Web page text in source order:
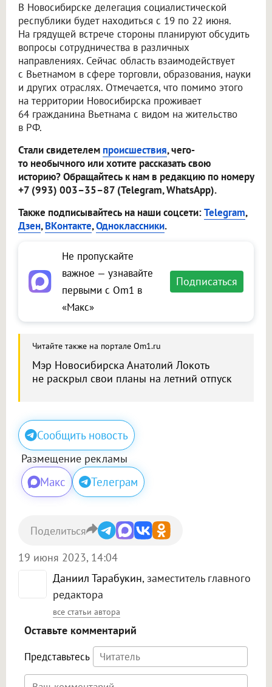
В Новосибирске делегация социалистической
республики будет находиться с 19 по 22 июня.
На грядущей встрече стороны планируют обсудить
вопросы сотрудничества в различных
направлениях. Сейчас область взаимодействует
с Вьетнамом в сфере торговли, образования, науки
и других отраслях. Отмечается, что помимо этого
на территории Новосибирска проживает
64 гражданина Вьетнама с видом на жительство
в РФ.
Стали свидетелем происшествия, чего-
то необычного или хотите рассказать свою
историю? Обращайтесь к нам в редакцию по номеру
+7 (993) 003–35–87 (Telegram, WhatsApp).
Также подписывайтесь на наши соцсети:Telegram,
Дзен,ВКонтакте,Одноклассники.
Не пропускайте
важное — узнавайте
первыми с Om1 в
«Макс»
Подписаться
Читайте также на портале Om1.ru
Мэр Новосибирска Анатолий Локоть
не раскрыл свои планы на летний отпуск
Сообщить новость
Размещение рекламы
Макс Телеграм
Даниил Тарабукин, заместитель главного
редактора
все статьи автора
19 июня 2023, 14:04
Поделиться
Оставьте комментарий
Представьтесь